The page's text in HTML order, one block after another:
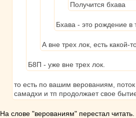
Получится бхава
Бхава - это рождение в
А вне трех лок, есть какой-
Б8П - уже вне трех лок.
то есть по вашим верованиям,
самадхи и тп продолжает свое
На слове "верованиям" перестал читать.